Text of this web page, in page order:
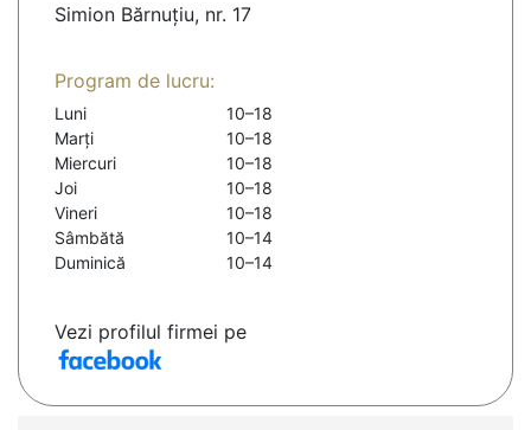
Simion Bărnuțiu, nr. 17
Program de lucru:
Luni
10–18
Marți
10–18
Miercuri
10–18
Joi
10–18
Vineri
10–18
Sâmbătă
10–14
Duminică
10–14
Vezi profilul firmei pe